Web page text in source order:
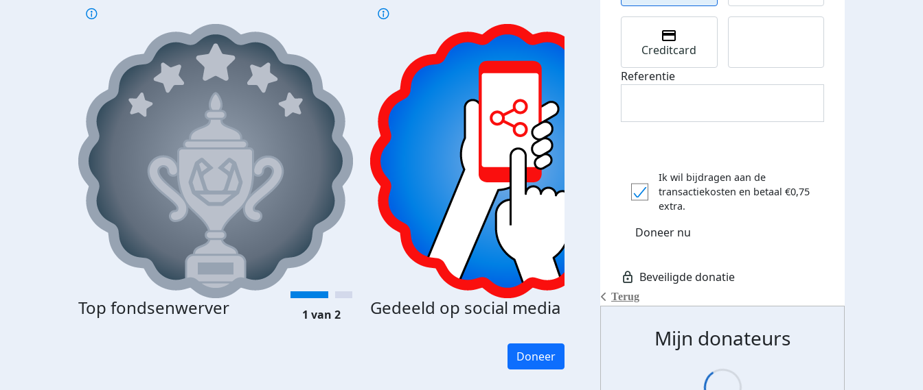
Top fondsenwerver Gedeeld op social media Donateurs bedankt
1 van 2
Doneer
Terug
Creditcard
Referentie
Ik wil bijdragen aan de
transactiekosten en betaal €0,75
extra.
Doneer nu
Mijn donateurs